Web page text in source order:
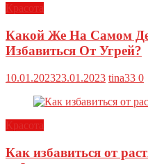
Красота
Какой Же На Самом
Избавиться От Угрей?
10.01.202323.01.2023 tina33 0
Красота
Как избавиться от